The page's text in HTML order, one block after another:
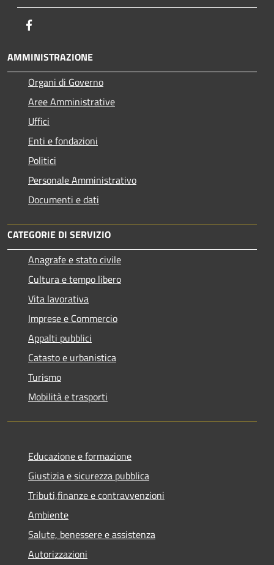
AMMINISTRAZIONE
Organi di Governo
Aree Amministrative
Uffici
Enti e fondazioni
Politici
Personale Amministrativo
Documenti e dati
CATEGORIE DI SERVIZIO
Anagrafe e stato civile
Cultura e tempo libero
Vita lavorativa
Imprese e Commercio
Appalti pubblici
Catasto e urbanistica
Turismo
Mobilità e trasporti
Educazione e formazione
Giustizia e sicurezza pubblica
Tributi,finanze e contravvenzioni
Ambiente
Salute, benessere e assistenza
Autorizzazioni